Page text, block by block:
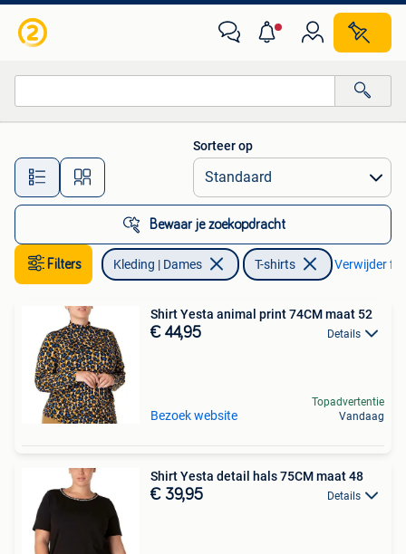
Alle afstanden…
Sorteer op
Bewaar je zoekopdracht
Filters Kleding | Dames T-shirts Verwijder
Shirt Yesta animal print 74CM maat 52
€ 44,95 Details
Bezoek website
Topadvertentie
Vandaag
Shirt Yesta detail hals 75CM maat 48
€ 39,95 Details